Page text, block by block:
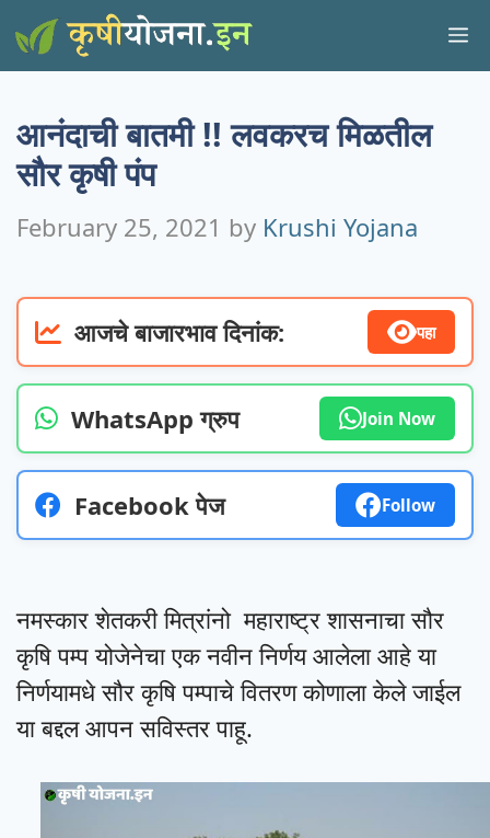
Skip
to
आनंदाची बातमी !! लवकरच मिळतील
सौर कृषी पंप
February 25, 2021 by Krushi Yojana
आजचे बाजारभाव दिनांक: पहा
WhatsApp ग्रुप Join Now
Facebook पेज Follow
नमस्कार शेतकरी मित्रांनो महाराष्ट्र शासनाचा सौर
कृषि पम्प योजेनेचा एक नवीन निर्णय आलेला आहे या
निर्णयामधे सौर कृषि पम्पाचे वितरण कोणाला केले जाईल
या बद्दल आपन सविस्तर पाहू.